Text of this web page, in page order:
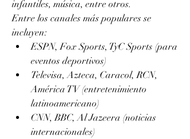
infantiles, música, entre otros.
Entre los canales más populares se
incluyen:
ESPN, Fox Sports, TyC Sports (para
eventos deportivos)
Televisa, Azteca, Caracol, RCN,
América TV (entretenimiento
latinoamericano)
CNN, BBC, Al Jazeera (noticias
internacionales)